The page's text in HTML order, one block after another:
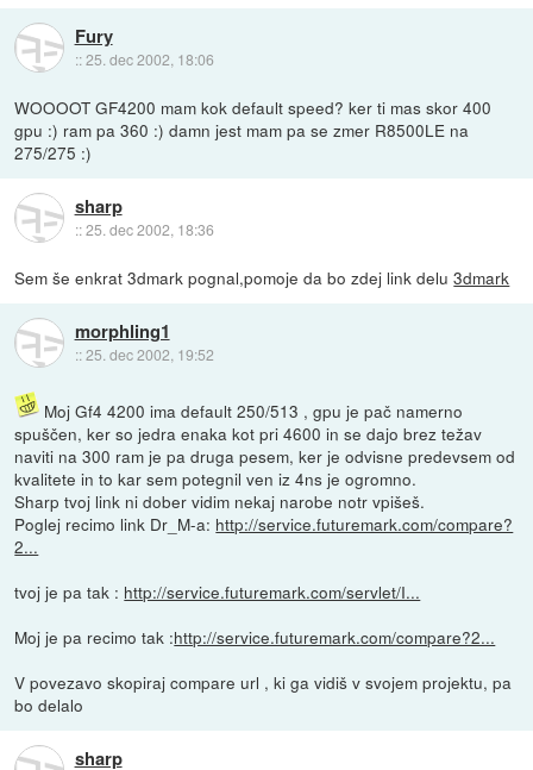
Fury
::25. dec 2002, 18:06
WOOOOT GF4200 mam kok default speed? ker ti mas skor 400
gpu :) ram pa 360 :) damn jest mam pa se zmer R8500LE na
275/275 :)
sharp
::25. dec 2002, 18:36
Sem še enkrat 3dmark pognal,pomoje da bo zdej link delu3dmark
morphling1
::25. dec 2002, 19:52
Moj Gf4 4200 ima default 250/513 , gpu je pač namerno
spuščen, ker so jedra enaka kot pri 4600 in se dajo brez težav
naviti na 300 ram je pa druga pesem, ker je odvisne predevsem od
kvalitete in to kar sem potegnil ven iz 4ns je ogromno.
Sharp tvoj link ni dober vidim nekaj narobe notr vpišeš.
Poglej recimo link Dr_M-a: http://service.futuremark.com/compare?
2...
tvoj je pa tak : http://service.futuremark.com/servlet/I...
Moj je pa recimo tak :http://service.futuremark.com/compare?2...
V povezavo skopiraj compare url , ki ga vidiš v svojem projektu, pa
bo delalo
sharp